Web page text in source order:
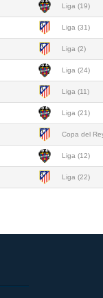
Liga (19)
Liga (31)
Liga (2)
Liga (24)
Liga (11)
Liga (21)
Copa del
Liga (12)
Liga (22)